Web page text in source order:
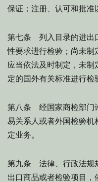
保证；注册、认可和批准
第七条 列入目录的进出
性要求进行检验；尚未制
应当依法及时制定，未
定的国外有关标准进行检
第八条 经国家商检部门
易关系人或者外国检验
定业务。
第九条 法律、行政法规
出口商品或者检验项目